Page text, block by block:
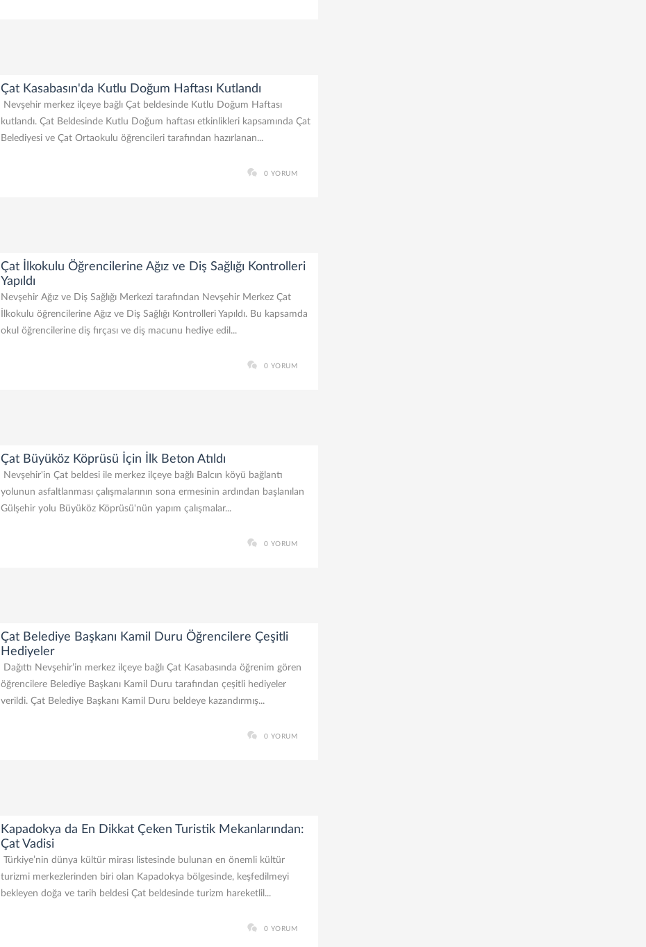
Çat Kasabasın'da Kutlu Doğum Haftası Kutlandı
Nevşehir merkez ilçeye bağlı Çat beldesinde Kutlu Doğum Haftası
kutlandı. Çat Beldesinde Kutlu Doğum haftası etkinlikleri kapsamında Çat
Belediyesi ve Çat Ortaokulu öğrencileri tarafından hazırlanan...
0 YORUM
Çat İlkokulu Öğrencilerine Ağız ve Diş Sağlığı Kontrolleri
Yapıldı
Nevşehir Ağız ve Diş Sağlığı Merkezi tarafından Nevşehir Merkez Çat
İlkokulu öğrencilerine Ağız ve Diş Sağlığı Kontrolleri Yapıldı. Bu kapsamda
okul öğrencilerine diş fırçası ve diş macunu hediye edil...
0 YORUM
Çat Büyüköz Köprüsü İçin İlk Beton Atıldı
Nevşehir'in Çat beldesi ile merkez ilçeye bağlı Balcın köyü bağlantı
yolunun asfaltlanması çalışmalarının sona ermesinin ardından başlanılan
Gülşehir yolu Büyüköz Köprüsü'nün yapım çalışmalar...
0 YORUM
Çat Belediye Başkanı Kamil Duru Öğrencilere Çeşitli
Hediyeler
Dağıttı Nevşehir’in merkez ilçeye bağlı Çat Kasabasında öğrenim gören
öğrencilere Belediye Başkanı Kamil Duru tarafından çeşitli hediyeler
verildi. Çat Belediye Başkanı Kamil Duru beldeye kazandırmış...
0 YORUM
Kapadokya da En Dikkat Çeken Turistik Mekanlarından:
Çat Vadisi
Türkiye’nin dünya kültür mirası listesinde bulunan en önemli kültür
turizmi merkezlerinden biri olan Kapadokya bölgesinde, keşfedilmeyi
bekleyen doğa ve tarih beldesi Çat beldesinde turizm hareketlil...
0 YORUM